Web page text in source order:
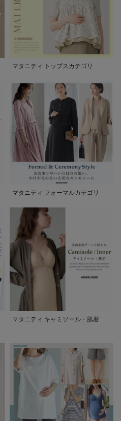
マタニティ トップスカテゴリ
マタニティ フォーマルカテゴリ
マタニティ キャミソール・肌着